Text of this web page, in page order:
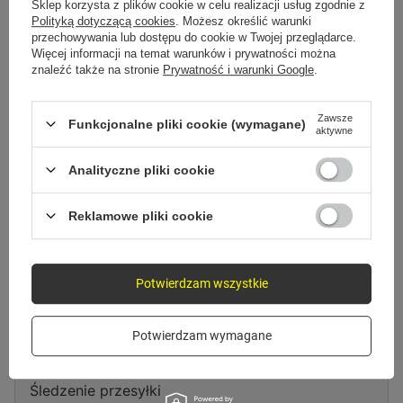
Spróbuj sprecyzować dokładniejsze parametry. Skorzystaj zwyszukiwarki
zaawansowanej.
Szukasz produktu, którego nie
mamy w ofercie?
Jeśli nie znalazłeś w naszej ofercie produktu, a chciałbyś kupić go w
naszym sklepie, możesz skorzystać ze specjalnego formularza i przesłać
nam opis szukanego przedmiotu. Aby móc to zrobić musisz być
zalogowany.
Zamówienia
Status zamówienia
Śledzenie przesyłki
Sklep korzysta z plików cookie w celu realizacji usług zgodnie z
Polityką dotyczącą cookies . Możesz określić warunki
przechowywania lub dostępu do cookie w Twojej przeglądarce.
Więcej informacji na temat warunków i prywatności można
znaleźć także na stronie Prywatność i warunki Google
Funkcjonalne pliki cookie (wymagane)
Zawsze
aktywne
Analityczne pliki cookie
Reklamowe pliki cookie
Potwierdzam wymagane
Potwierdzam wszystkie